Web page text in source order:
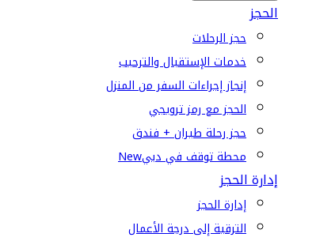
الحجز
حجز الرحلات
خدمات الإستقبال والترحيب
إنجاز إجراءات السفر من المنزل
الحجز مع رمز ترويجي
حجز رحلة طيران + فندق
محطة توقف في دبيNew
إدارة الحجز
إدارة الحجز
الترقية إلى درجة الأعمال